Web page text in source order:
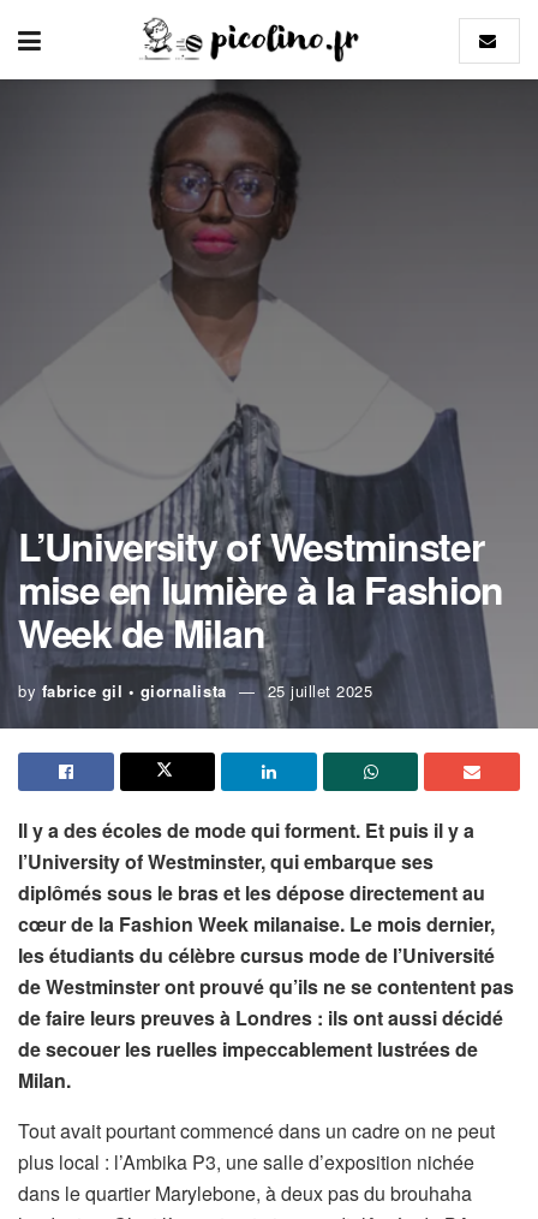
L’University of Westminster
mise en lumière à la Fashion
Week de Milan
by fabrice gil • giornalista 25 juillet 2025
Il y a des écoles de mode qui forment. Et puis il y a
l’University of Westminster, qui embarque ses
diplômés sous le bras et les dépose directement au
cœur de la Fashion Week milanaise. Le mois dernier,
les étudiants du célèbre cursus mode de l’Université
de Westminster ont prouvé qu’ils ne se contentent pas
de faire leurs preuves à Londres : ils ont aussi décidé
de secouer les ruelles impeccablement lustrées de
Milan.
Tout avait pourtant commencé dans un cadre on ne peut
plus local : l’Ambika P3, une salle d’exposition nichée
dans le quartier Marylebone, à deux pas du brouhaha